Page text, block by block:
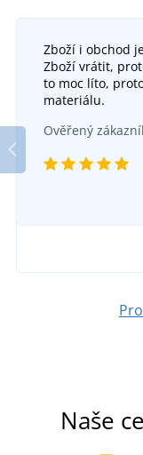
Zboží i obchod
Zboží vrátit,
to moc líto,
materiálu.
Ověřený
Naše